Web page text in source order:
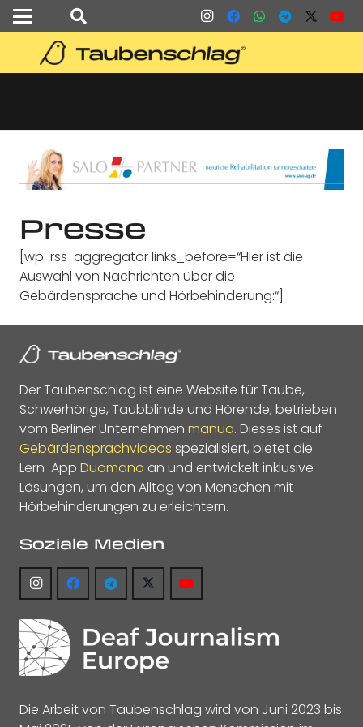
Presse
[wp-rss-aggregator links_before=“Hier ist die
Auswahl von Nachrichten über die
Gebärdensprache und Hörbehinderung:“]
Der Taubenschlag ist eine Website für Taube,
Schwerhörige, Taubblinde und Hörende, betrieben
vom Berliner Unternehmen manua. Dieses ist auf
Gebärdensprachvideos spezialisiert, bietet die
Lern-App Duomano an und entwickelt inklusive
Lösungen, um den Alltag von Menschen mit
Hörbehinderungen zu erleichtern.
Soziale Medien
Die Arbeit von Taubenschlag wird von Juni 2023 bis